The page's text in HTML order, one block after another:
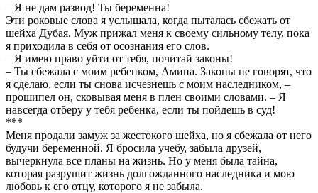
– Я не дам развод! Ты беременна!
Эти роковые слова я услышала, когда пыталась сбежать от
шейха Дубая. Муж прижал меня к своему сильному телу, пока
я приходила в себя от осознания его слов.
– Я имею право уйти от тебя, почитай законы!
– Ты сбежала с моим ребенком, Амина. Законы не говорят, что
я сделаю, если ты снова исчезнешь с моим наследником, –
прошипел он, сковывая меня в плен своими словами. – Я
навсегда отберу у тебя ребенка, если ты пойдешь в суд!
***
Меня продали замуж за жестокого шейха, но я сбежала от него
будучи беременной. Я бросила учебу, забыла друзей,
вычеркнула все планы на жизнь. Но у меня была тайна,
которая разрушит жизнь долгожданного наследника и мою
любовь к его отцу, которого я не забыла.